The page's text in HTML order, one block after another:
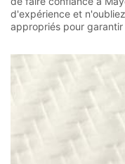
d'expérience et
appropriés pour